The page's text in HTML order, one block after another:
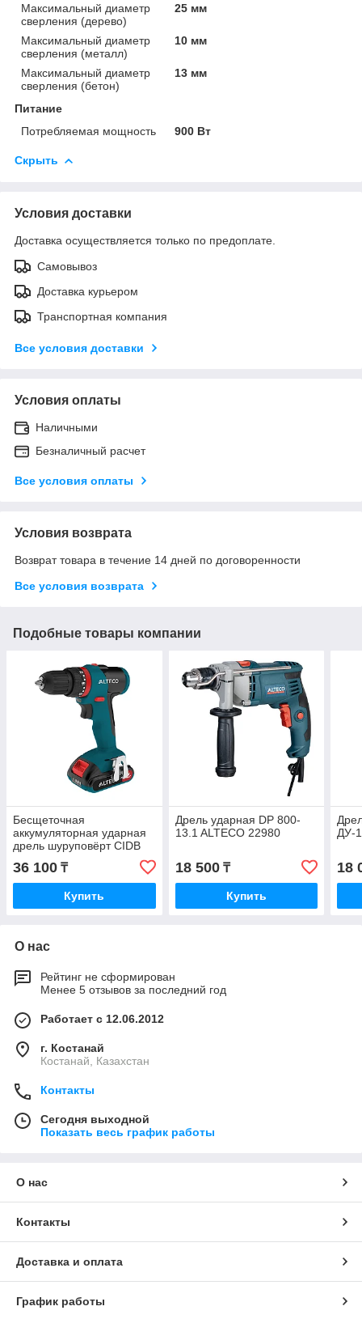
Максимальный диаметр
сверления (дерево)
25 мм
Максимальный диаметр
сверления (металл)
10 мм
Максимальный диаметр
сверления (бетон)
13 мм
Питание
Потребляемая мощность
900 Вт
Скрыть
Условия доставки
Доставка осуществляется только по предоплате.
Самовывоз
Доставка курьером
Транспортная компания
Все условия доставки
Условия оплаты
Наличными
Безналичный расчет
Все условия оплаты
Условия возврата
Возврат товара в течение 14 дней по договоренности
Все условия возврата
Подобные товары компании
Бесщеточная
аккумуляторная ударная
дрель шуруповёрт CIDB
2013 Li BL ALTECO 36993
36 100 ₸
Купить
Дрель ударная DP 800-
13.1 ALTECO 22980
18 500₸
Купить
ДУ-
18
О нас
Рейтинг не сформирован
Менее 5 отзывов за последний год
Работает с 12.06.2012
г. Костанай
Костанай, Казахстан
Контакты
Сегодня выходной
Показать весь график работы
О нас
Контакты
Доставка и оплата
График работы